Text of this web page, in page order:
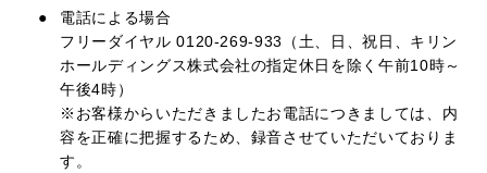
電話による場合
フリーダイヤル 0120-269-933（土、日、祝日、キリン
ホールディングス株式会社の指定休日を除く午前10時～
午後4時）
※お客様からいただきましたお電話につきましては、内
容を正確に把握するため、録音させていただいておりま
す。